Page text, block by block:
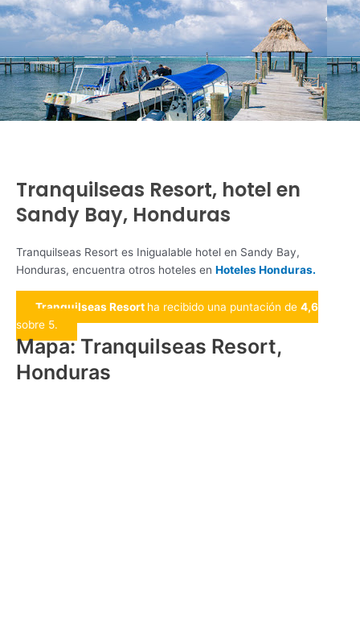
Tranquilseas Resort, hotel en
Sandy Bay, Honduras
Tranquilseas Resort es Inigualable hotel en Sandy Bay,
Honduras, encuentra otros hoteles en Hoteles Honduras.
Tranquilseas Resort ha recibido una puntación de 4,6
sobre 5.
Mapa: Tranquilseas Resort,
Honduras